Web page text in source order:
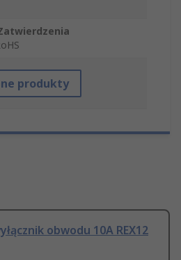
produkty
obwodu 10A REX12